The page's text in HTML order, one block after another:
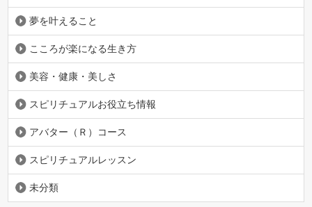
夢を叶えること
こころが楽になる生き方
美容・健康・美しさ
スピリチュアルお役立ち情報
アバター（Ｒ）コース
スピリチュアルレッスン
未分類